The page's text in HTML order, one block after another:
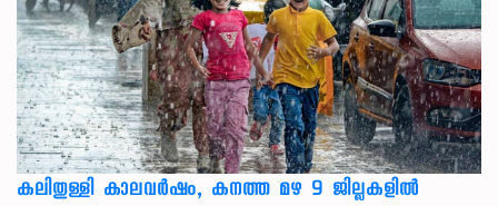
കലിതുള്ളി കാലവർഷം, കനത്ത മഴ 9 ജില്ലകളിൽ